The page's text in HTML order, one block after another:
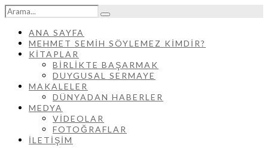
ANA SAYFA
MEHMET SEMIH SÖYLEMEZ KIMDIR?
KİTAPLAR
BIRLIKTE BAŞARMAK
DUYGUSAL SERMAYE
MAKALELER
DÜNYADAN HABERLER
MEDYA
VIDEOLAR
FOTOĞRAFLAR
İLETIŞIM